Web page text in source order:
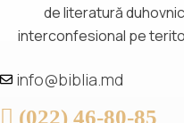
de literatură
interconfesional pe
info@biblia.md
(022) 46-80-85